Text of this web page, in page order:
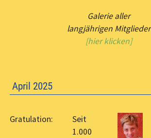
Galerie aller
langjährigen Mitglieder
[hier klicken]
April 2025
Gratulation:
Seit
1.000